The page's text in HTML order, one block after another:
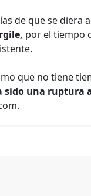
de que se diera
por el tiempo
que no tiene
sido una ruptura